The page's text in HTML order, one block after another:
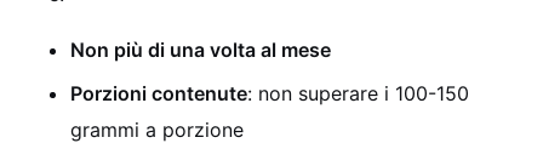
Non più di una volta al mese
Porzioni contenute: non superare i 100-150
grammi a porzione